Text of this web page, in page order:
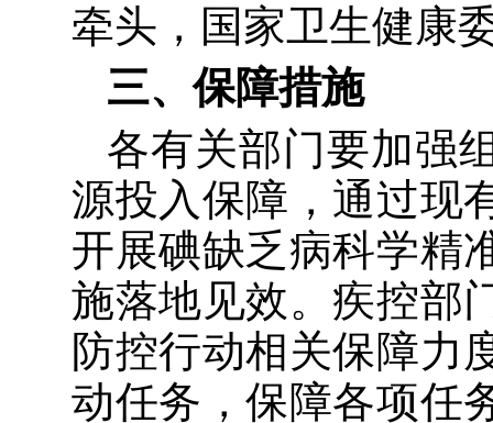
牵头 ，国家卫生健康
三、保障措施
各有关部门要加强
源投入保障 ，通过现
开展碘缺乏病科学精
施落地见效。疾控部
防控行动相关保障力
动任务，保障各项任